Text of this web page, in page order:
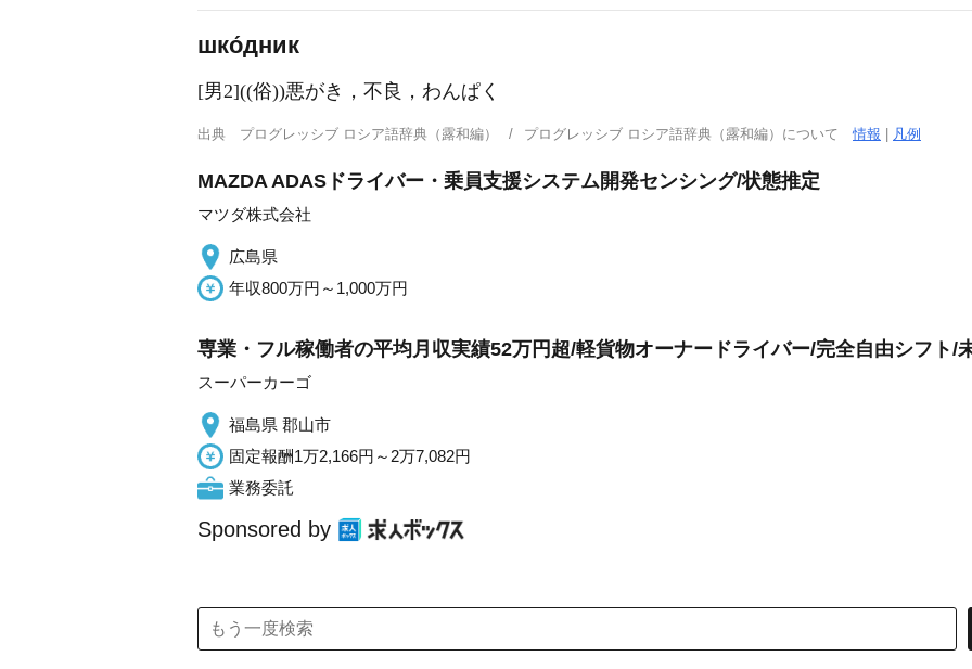
шко́дник
[男2]((俗))悪がき，不良，わんぱく
出典 プログレッシブ ロシア語辞典（露和編） プログレッシブ ロシア語辞典（露和編）について情報 凡例
MAZDA ADASドライバー・乗員支援システム開発センシング/状態推定
マツダ株式会社
広島県
年収800万円～1,000万円
専業・フル稼働者の平均月収実績52万円超/軽貨物オーナードライバー/完全自由シフト/
スーパーカーゴ
福島県 郡山市
固定報酬1万2,166円～2万7,082円
業務委託
Sponsored by